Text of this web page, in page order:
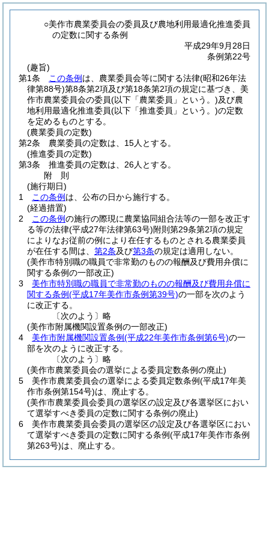
○美作市農業委員会の委員及び農地利用最適化推進委員
の定数に関する条例
平成29年9月28日
条例第22号
(趣旨)
第1条
この条例 は、農業委員会等に関する法律(昭和26年法
律第88号)第8条第2項及び第18条第2項の規定に基づき、美
作市農業委員会の委員(以下「農業委員」という。)及び農
地利用最適化推進委員(以下「推進委員」という。)の定数
を定めるものとする。
(農業委員の定数)
第2条
農業委員の定数は、15人とする。
(推進委員の定数)
第3条
推進委員の定数は、26人とする。
附 則
(施行期日)
1
この条例 は、公布の日から施行する。
(経過措置)
2
この条例の施行の際現に農業協同組合法等の一部を改正す
る等の法律(平成27年法律第63号)附則第29条第2項の規定
によりなお従前の例により在任するものとされる農業委員
が在任する間は、 第2条及び第3条の規定は適用しない。
(美作市特別職の職員で非常勤のものの報酬及び費用弁償に
関する条例の一部改正)
3
美作市特別職の職員で非常勤のものの報酬及び費用弁償に
関する条例(平成17年美作市条例第39号)の一部を次のよう
に改正する。
〔次のよう〕略
(美作市附属機関設置条例の一部改正)
4
美作市附属機関設置条例(平成22年美作市条例第6号)の一
部を次のように改正する。
〔次のよう〕略
(美作市農業委員会の選挙による委員定数条例の廃止)
5
美作市農業委員会の選挙による委員定数条例(平成17年美
作市条例第154号)は、廃止する。
(美作市農業委員会委員の選挙区の設定及び各選挙区におい
て選挙すべき委員の定数に関する条例の廃止)
6
美作市農業委員会委員の選挙区の設定及び各選挙区におい
て選挙すべき委員の定数に関する条例(平成17年美作市条例
第263号)は、廃止する。